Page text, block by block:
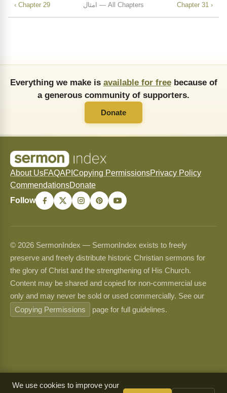
‹ Chapter 29 امثال — All Chapters Chapter 31 ›
Everything we make is available for freebecause of
a generous community of supporters.
Donate
About UsFAQAPI Copying PermissionsPrivacy Policy
CommendationsDonate
Follow
© 2026 SermonIndex — SermonIndex exists to freely
preserve and freely distribute historic Christian sermons for
the glory of Christ and the strengthening of His Church.
Content may be shared and copied for non-commercial use
only and may never be sold or used commercially. See our
Copying Permissions
page for full guidelines.
We use cookies to improve your